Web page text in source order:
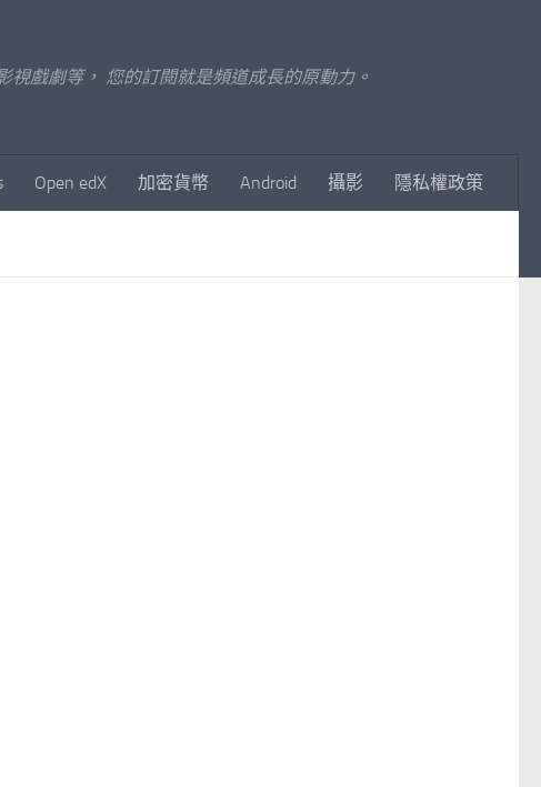
視戲劇等， 您的訂閱就是頻道成長的原動力。
Open edX 加密貨幣 Android 攝影 隱私權政策